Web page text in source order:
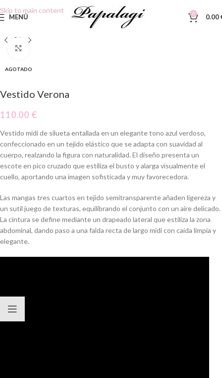
Skip to main content
MENÚ 0 0.00
AGOTADO
Vestido Verona
110.00 €
Vestido midi de silueta entallada en un elegante tono azul verdoso,
confeccionado en un tejido elástico que se adapta con suavidad al
cuerpo, realzando la figura con naturalidad. El diseño presenta un
escote en pico cruzado que estiliza el busto y alarga visualmente el
cuello, aportando una imagen sofisticada y muy favorecedora.
Las mangas tres cuartos en tejido semitransparente añaden ligereza y
un sutil juego de texturas, equilibrando el conjunto con un aire delicado.
La cintura se define mediante un drapeado lateral que estiliza la zona
abdominal, dando paso a una falda recta de largo midi con caída limpia y
elegante.